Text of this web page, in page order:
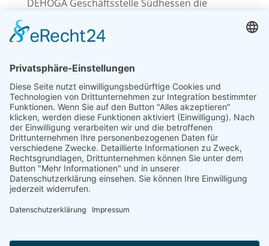
DEHOGA Geschäftsstelle Südhessen die
Main - info@avm-ruesselsheim.de - Telefon: 06142